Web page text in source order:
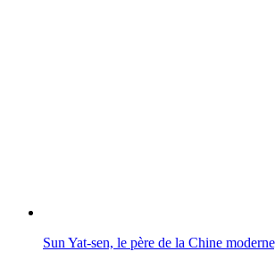
Sun Yat-sen, le père de la Chine